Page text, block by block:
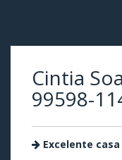
Cintia
99598-
Excelente